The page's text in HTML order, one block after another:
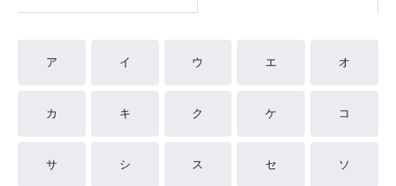
ア イ ウ エ オ
カ キ ク ケ コ
サ シ ス セ ソ